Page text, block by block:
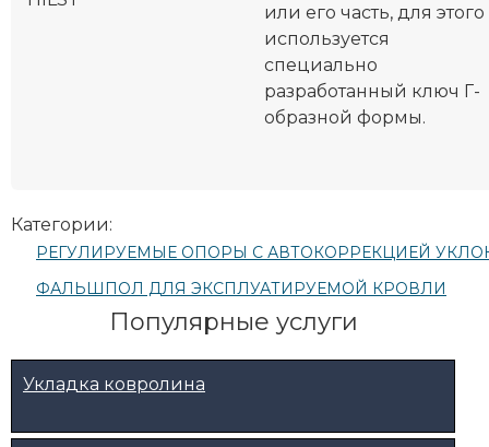
или его часть, для этого
используется
специально
разработанный ключ Г-
образной формы.
Категории:
РЕГУЛИРУЕМЫЕ ОПОРЫ С АВТОКОРРЕКЦИЕЙ УКЛОНА
ФАЛЬШПОЛ ДЛЯ ЭКСПЛУАТИРУЕМОЙ КРОВЛИ
Популярные услуги
Укладка ковролина